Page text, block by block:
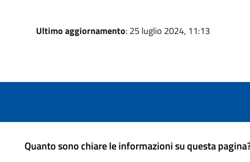
Ultimo aggiornamento: 25 luglio 2024, 11:13
Quanto sono chiare le informazioni su questa